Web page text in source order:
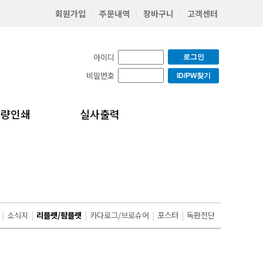
회원가입 주문내역 장바구니 고객센터
아이디
비밀번호
로그인
ID/PW찾기
인쇄
실사출력
| 소식지 | 리플렛/팜플렛 | 카다로그/브로슈어 | 포스터 | 독판전단